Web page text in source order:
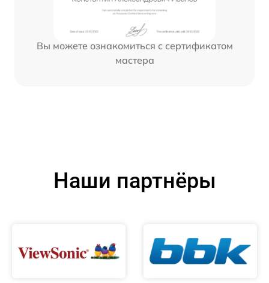
Вы можете ознакомиться с сертификатом
мастера
Наши партнёры